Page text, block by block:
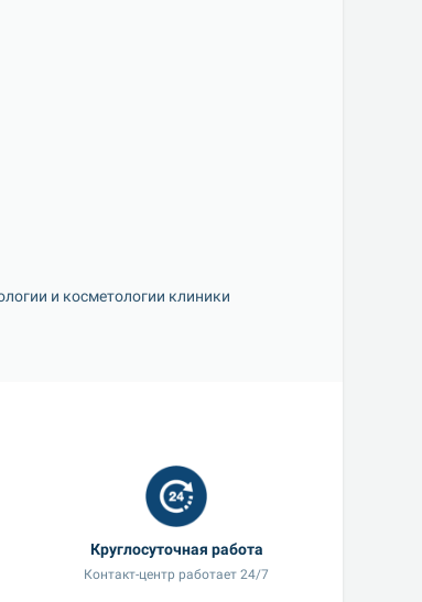
и косметологии клиники
Круглосуточная работа
Контакт-центр работает 24/7